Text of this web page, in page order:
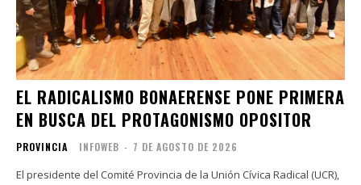
EL RADICALISMO BONAERENSE PONE PRIMERA
EN BUSCA DEL PROTAGONISMO OPOSITOR
PROVINCIA INFOWEB - 7 DE AGOSTO DE 2026
El presidente del Comité Provincia de la Unión Cívica Radical (UCR),